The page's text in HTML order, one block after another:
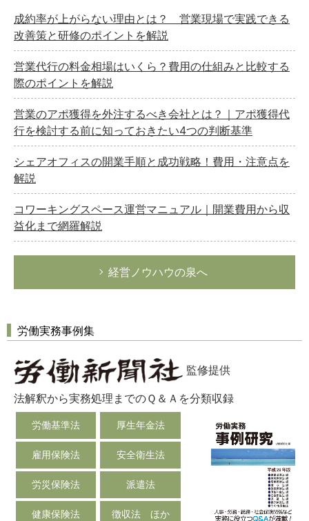
成約率が上がらない理由とは？ 営業現場で実践できる
改善策と研修のポイントを解説
営業代行の料金相場はいくら？費用の仕組みと比較する
際のポイントを解説
営業のアポ獲得を外注するべき会社とは？｜アポ獲得代
行を検討する前に知っておきたい4つの判断基準
シェアオフィスの開業手順と成功戦略！費用・注意点を
解説
コワーキングスペース運営マニュアル｜開業費用から収
益化まで網羅解説
経営ノウハウの泉へ
労働実務事例集
監修提供
法解釈から実務処理までのＱ＆Ａを分類収録
労働基準法 厚生年金法
雇用保険法 安全衛生法
労災保険法 派遣法
健康保険法 徴収法 ほか